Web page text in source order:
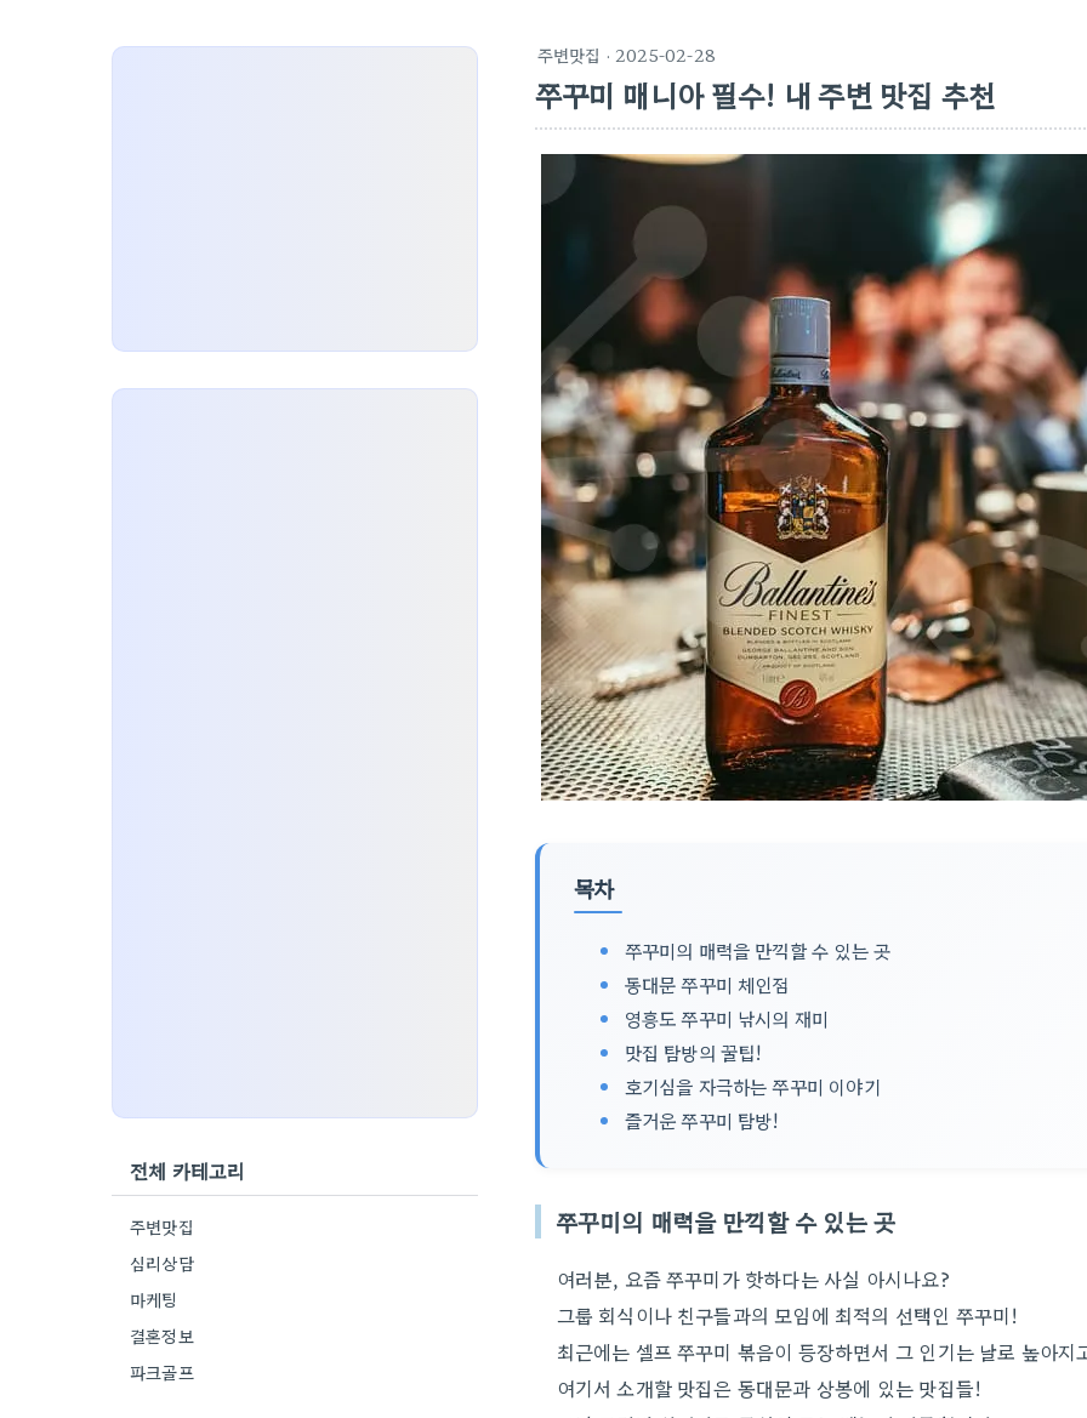
주변맛집 · 2025-02-28
쭈꾸미 매니아 필수! 내 주변 맛집 추천
목차
쭈꾸미의 매력을 만끽할 수 있는 곳
동대문 쭈꾸미 체인점
영흥도 쭈꾸미 낚시의 재미
맛집 탐방의 꿀팁!
호기심을 자극하는 쭈꾸미 이야기
즐거운 쭈꾸미 탐방!
쭈꾸미의 매력을 만끽할 수 있는 곳
여러분, 요즘 쭈꾸미가 핫하다는 사실 아시나요?
그룹 회식이나 친구들과의 모임에 최적의 선택인 쭈꾸미!
최근에는 셀프 쭈꾸미 볶음이 등장하면서 그 인기는 날로 높아지
여기서 소개할 맛집은 동대문과 상봉에 있는 맛집들!
전체 카테고리
주변맛집
심리상담
마케팅
결혼정보
파크골프